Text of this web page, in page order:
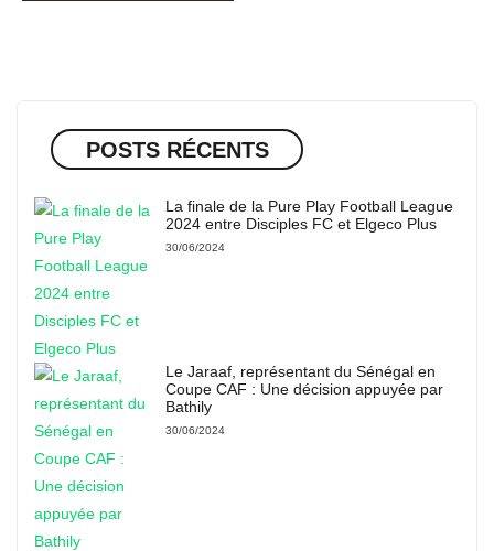
POSTS RÉCENTS
La finale de la Pure Play Football League
2024 entre Disciples FC et Elgeco Plus
30/06/2024
Le Jaraaf, représentant du Sénégal en
Coupe CAF : Une décision appuyée par
Bathily
30/06/2024